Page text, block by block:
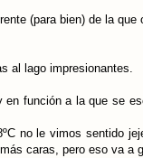
(para bien) de la
al lago impresionantes.
función a la que se
no le vimos sentido
caras, pero eso va a